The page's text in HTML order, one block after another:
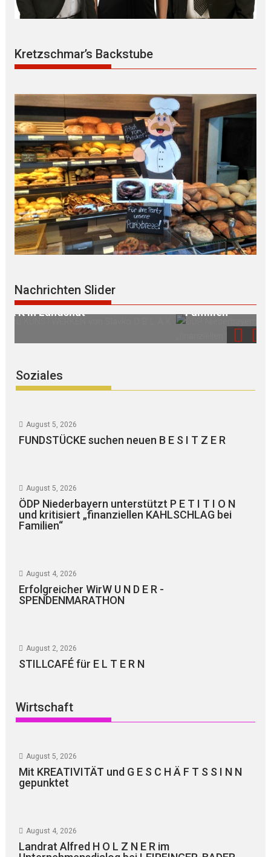
Kretzschmar’s Backstube
Nachrichten Slider
ÖDP Niederbayern unterstützt P E T I T I O N
und kritisiert „finanziellen KAHLSCHLAG bei
Familien“
Soziales
August 5, 2026
FUNDSTÜCKE suchen neuen B E S I T Z E R
August 5, 2026
ÖDP Niederbayern unterstützt P E T I T I O N
und kritisiert „finanziellen KAHLSCHLAG bei
Familien“
August 4, 2026
Erfolgreicher WirW U N D E R -
SPENDENMARATHON
August 2, 2026
STILLCAFÉ für E L T E R N
Wirtschaft
August 5, 2026
Mit KREATIVITÄT und G E S C H Ä F T S S I N N
gepunktet
August 4, 2026
Landrat Alfred H O L Z N E R im